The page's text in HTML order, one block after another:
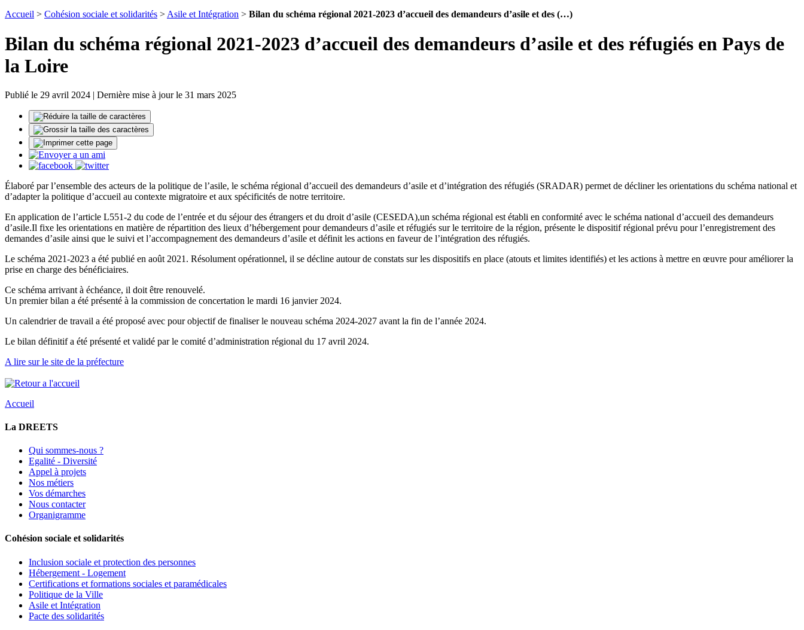
Accueil > Cohésion sociale et solidarités >Asile et Intégration > Bilan du schéma régional 2021-2023 d’accueil des demandeurs d’asile et des (…)
Bilan du schéma régional 2021-2023 d’accueil des demandeurs d’asile et des réfugiés en Pays de
la Loire
Publié le 29 avril 2024 | Dernière mise à jour le 31 mars 2025
Élaboré par l’ensemble des acteurs de la politique de l’asile, le schéma régional d’accueil des demandeurs d’asile et d’intégration des réfugiés (SRADAR) permet de décliner les orientations du schéma national et
d’adapter la politique d’accueil au contexte migratoire et aux spécificités de notre territoire.
En application de l’article L551-2 du code de l’entrée et du séjour des étrangers et du droit d’asile (CESEDA),un schéma régional est établi en conformité avec le schéma national d’accueil des demandeurs
d’asile.Il fixe les orientations en matière de répartition des lieux d’hébergement pour demandeurs d’asile et réfugiés sur le territoire de la région, présente le dispositif régional prévu pour l’enregistrement des
demandes d’asile ainsi que le suivi et l’accompagnement des demandeurs d’asile et définit les actions en faveur de l’intégration des réfugiés.
Le schéma 2021-2023 a été publié en août 2021. Résolument opérationnel, il se décline autour de constats sur les dispositifs en place (atouts et limites identifiés) et les actions à mettre en œuvre pour améliorer la
prise en charge des bénéficiaires.
Ce schéma arrivant à échéance, il doit être renouvelé.
Un premier bilan a été présenté à la commission de concertation le mardi 16 janvier 2024.
Un calendrier de travail a été proposé avec pour objectif de finaliser le nouveau schéma 2024-2027 avant la fin de l’année 2024.
Le bilan définitif a été présenté et validé par le comité d’administration régional du 17 avril 2024.
A lire sur le site de la préfecture
Accueil
La DREETS
Qui sommes-nous ?
Egalité - Diversité
Appel à projets
Nos métiers
Vos démarches
Nous contacter
Organigramme
Cohésion sociale et solidarités
Inclusion sociale et protection des personnes
Hébergement - Logement
Certifications et formations sociales et paramédicales
Politique de la Ville
Asile et Intégration
Pacte des solidarités